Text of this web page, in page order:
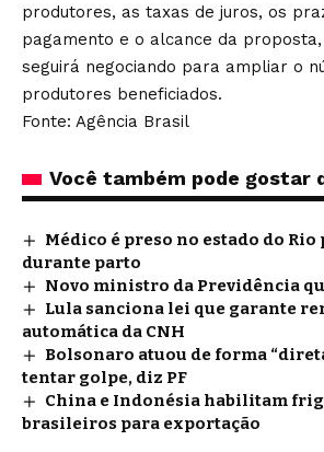
produtores, as taxas de juros, os
pagamento e o alcance da proposta,
seguirá negociando para ampliar o
produtores beneficiados.
Fonte: Agência Brasil
Você também pode gostar
Médico é preso no estado do
durante parto
Novo ministro da Previdência
Lula sanciona lei que garante
automática da CNH
Bolsonaro atuou de forma
tentar golpe, diz PF
China e Indonésia habilitam
brasileiros para exportação